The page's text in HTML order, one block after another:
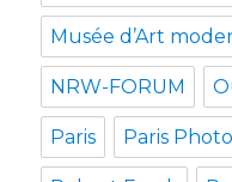
Musée d’Art
NRW-FORUM
Paris Paris Photo